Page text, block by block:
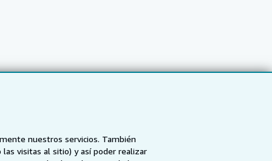
nuestros servicios. También
visitas al sitio) y así poder realizar